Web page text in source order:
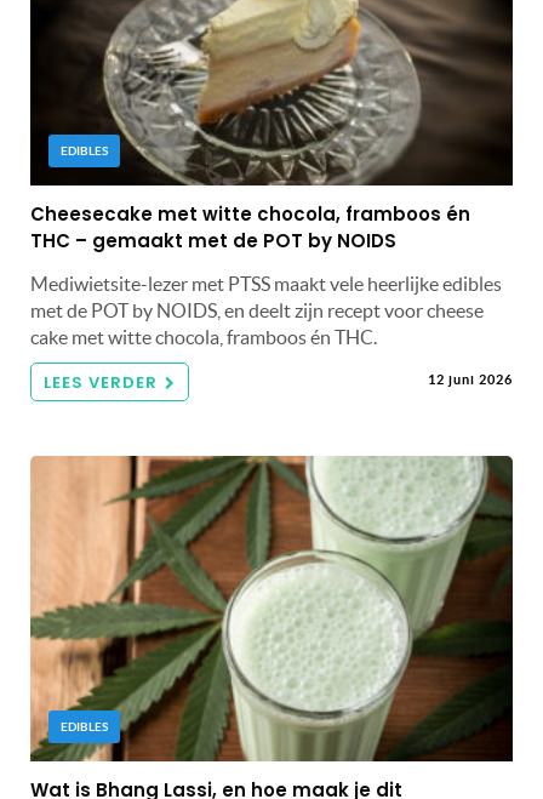
EDIBLES
Cheesecake met witte chocola, framboos én
THC – gemaakt met de POT by NOIDS
Mediwietsite-lezer met PTSS maakt vele heerlijke edibles
met de POT by NOIDS, en deelt zijn recept voor cheese
cake met witte chocola, framboos én THC.
LEES VERDER 12 juni 2026
EDIBLES
Wat is Bhang Lassi, en hoe maak je dit